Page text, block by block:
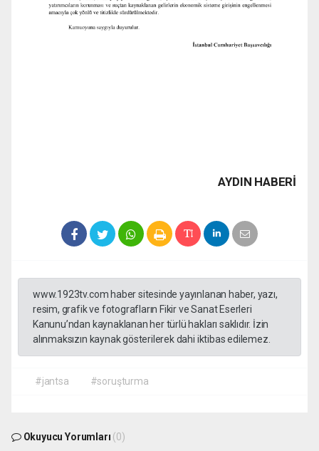
AYDIN HABERİ
www.1923tv.com haber sitesinde yayınlanan haber, yazı,
resim, grafik ve fotografların Fikir ve Sanat Eserleri
Kanunu’ndan kaynaklanan her türlü hakları saklıdır. İzin
alınmaksızın kaynak gösterilerek dahi iktibas edilemez.
#jantsa #soruşturma
Okuyucu Yorumları (0)